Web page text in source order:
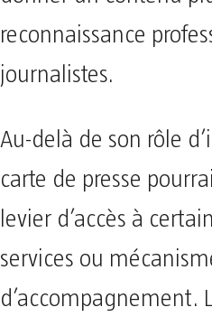
reconnaissance
journalistes.
Au-delà de son rôle
carte de presse
levier d’accès à
services ou
d’accompagnement.